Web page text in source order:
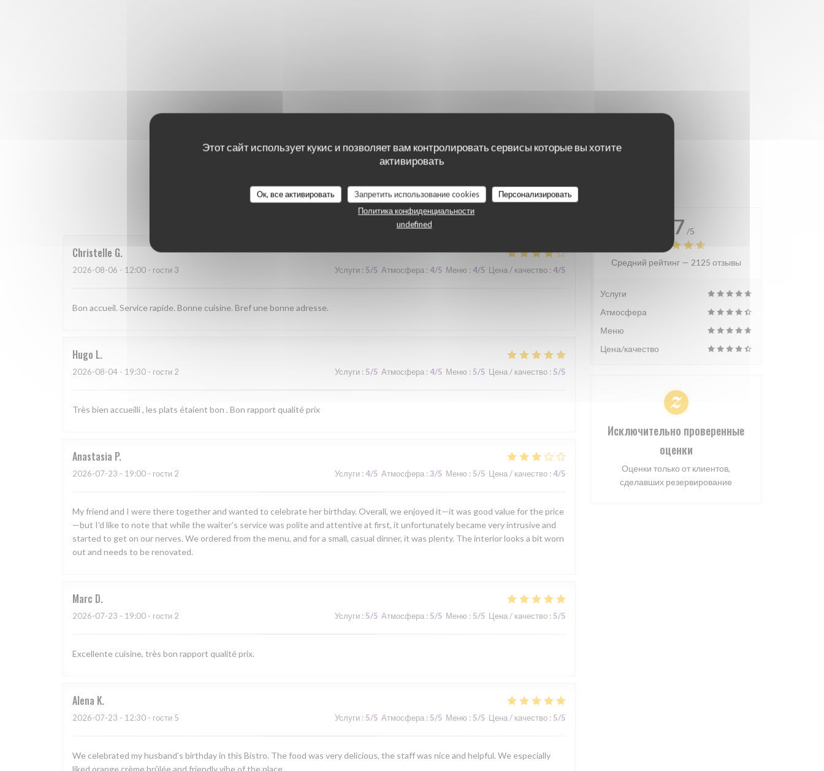
Этот сайт использует кукис и позволяет вам контролировать сервисы которые вы хотите
активировать
Ок, все активировать Запретить использование cookies
Персонализировать
Политика конфиденциальности
undefined
Оценки наших посетителей
Christelle G
2026-08-06 - 12:00 - гости 3 Услуги : 5/5 Атмосфера : 4/5 Меню : 4/5 Цена / качество : 4/5
Bon accueil. Service rapide. Bonne cuisine. Bref une bonne adresse.
Hugo L
2026-08-04 - 19:30 - гости 2 Услуги : 5/5 Атмосфера : 4/5 Меню : 5/5 Цена / качество : 5/5
Très bien accueilli , les plats étaient bon . Bon rapport qualité prix
Anastasia P
2026-07-23 - 19:00 - гости 2 Услуги : 4/5 Атмосфера : 3/5 Меню : 5/5 Цена / качество : 4/5
My friend and I were there together and wanted to celebrate her birthday. Overall, we enjoyed it—it was good value for the price
—but I’d like to note that while the waiter’s service was polite and attentive at first, it unfortunately became very intrusive and
started to get on our nerves. We ordered from the menu, and for a small, casual dinner, it was plenty. The interior looks a bit worn
out and needs to be renovated.
Marc D
2026-07-23 - 19:00 - гости 2 Услуги : 5/5 Атмосфера : 5/5 Меню : 5/5 Цена / качество : 5/5
Excellente cuisine, très bon rapport qualité prix.
Alena K
2026-07-23 - 12:30 - гости 5 Услуги : 5/5 Атмосфера : 5/5 Меню : 5/5 Цена / качество : 5/5
We celebrated my husband’s birthday in this Bistro. The food was very delicious, the staff was nice and helpful. We especially
4.7 /5
Средний рейтинг — 2125 отзывы
Услуги
Атмосфера
Меню
Цена/качество
Исключительно проверенные
оценки
Оценки только от клиентов,
сделавших резервирование